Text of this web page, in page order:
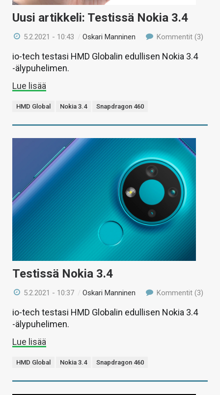
Uusi artikkeli: Testissä Nokia 3.4
5.2.2021 - 10:43 /Oskari Manninen Kommentit (3)
io-tech testasi HMD Globalin edullisen Nokia 3.4
-älypuhelimen.
Lue lisää
HMD Global Nokia 3.4 Snapdragon 460
Testissä Nokia 3.4
5.2.2021 - 10:37 /Oskari Manninen Kommentit (3)
io-tech testasi HMD Globalin edullisen Nokia 3.4
-älypuhelimen.
Lue lisää
HMD Global Nokia 3.4 Snapdragon 460